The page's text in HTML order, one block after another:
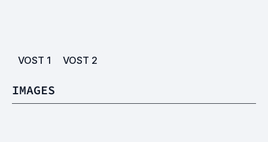
VOST 1 VOST 2
IMAGES